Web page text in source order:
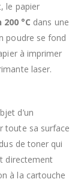
le papier
°C dans une
poudre se fond
à imprimer
laser.
d’un
toute sa surface
de toner qui
directement
à la cartouche